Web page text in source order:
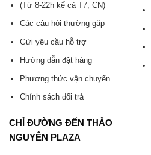
(Từ 8-22h kể cả T7, CN)
Các câu hỏi thường gặp
Gửi yêu cầu hỗ trợ
Hướng dẫn đặt hàng
Phương thức vận chuyển
Chính sách đổi trả
CHỈ ĐƯỜNG ĐẾN THẢO
NGUYÊN PLAZA